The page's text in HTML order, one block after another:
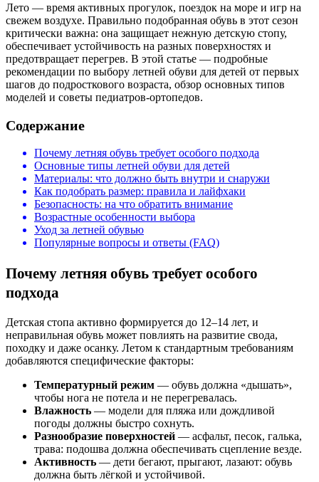
Лето — время активных прогулок, поездок на море и игр на
свежем воздухе. Правильно подобранная обувь в этот сезон
критически важна: она защищает нежную детскую стопу,
обеспечивает устойчивость на разных поверхностях и
предотвращает перегрев. В этой статье — подробные
рекомендации по выбору летней обуви для детей от первых
шагов до подросткового возраста, обзор основных типов
моделей и советы педиатров-ортопедов.
Содержание
Почему летняя обувь требует особого подхода
Основные типы летней обуви для детей
Материалы: что должно быть внутри и снаружи
Как подобрать размер: правила и лайфхаки
Безопасность: на что обратить внимание
Возрастные особенности выбора
Уход за летней обувью
Популярные вопросы и ответы (FAQ)
Почему летняя обувь требует особого
подхода
Детская стопа активно формируется до 12–14 лет, и
неправильная обувь может повлиять на развитие свода,
походку и даже осанку. Летом к стандартным требованиям
добавляются специфические факторы:
Температурный режим — обувь должна «дышать»,
чтобы нога не потела и не перегревалась.
Влажность — модели для пляжа или дождливой
погоды должны быстро сохнуть.
Разнообразие поверхностей — асфальт, песок, галька,
трава: подошва должна обеспечивать сцепление везде.
Активность — дети бегают, прыгают, лазают: обувь
должна быть лёгкой и устойчивой.